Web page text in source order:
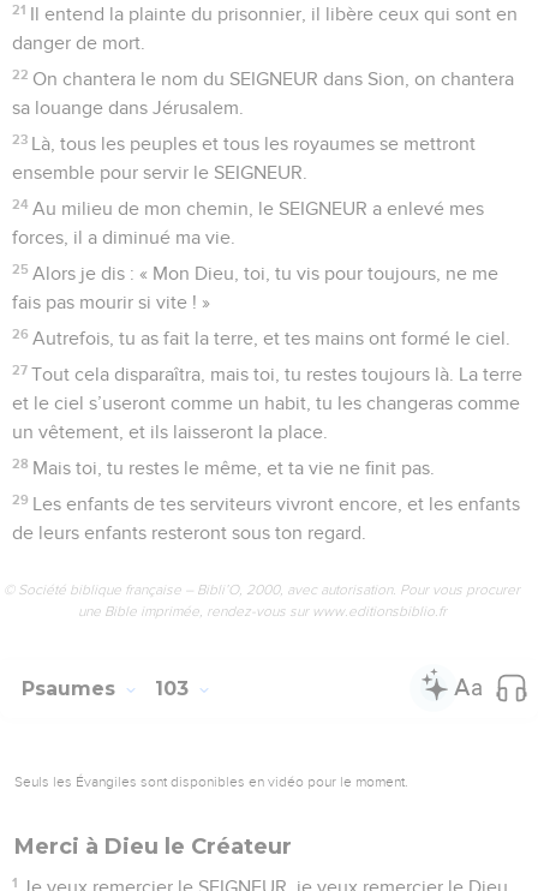
21 Il entend la plainte du prisonnier, il libère ceux qui sont en
danger de mort.
22 On chantera le nom du SEIGNEUR dans Sion, on chantera
sa louange dans Jérusalem.
23 Là, tous les peuples et tous les royaumes se mettront
ensemble pour servir le SEIGNEUR.
24 Au milieu de mon chemin, le SEIGNEUR a enlevé mes
forces, il a diminué ma vie.
25 Alors je dis : « Mon Dieu, toi, tu vis pour toujours, ne me
fais pas mourir si vite ! »
26 Autrefois, tu as fait la terre, et tes mains ont formé le ciel.
27 Tout cela disparaîtra, mais toi, tu restes toujours là. La terre
et le ciel s’useront comme un habit, tu les changeras comme
un vêtement, et ils laisseront la place.
28 Mais toi, tu restes le même, et ta vie ne finit pas.
29 Les enfants de tes serviteurs vivront encore, et les enfants
de leurs enfants resteront sous ton regard.
© Société biblique française – Bibli’O, 2000, avec autorisation. Pour vous procurer
une Bible imprimée, rendez-vous sur www.editionsbiblio.fr
Psaumes 103
Seuls les Évangiles sont disponibles en vidéo pour le moment.
Merci à Dieu le Créateur
1 Je veux remercier le SEIGNEUR, je veux remercier le Dieu